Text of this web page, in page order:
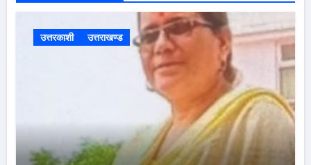
उत्तरकाशी उत्तराखण्ड